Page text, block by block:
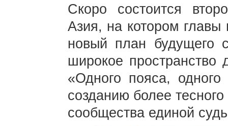
Скоро состоится
Азия, на котором главы
новый план будущего
широкое пространство
«Одного пояса, одного
созданию более тесного
сообщества единой